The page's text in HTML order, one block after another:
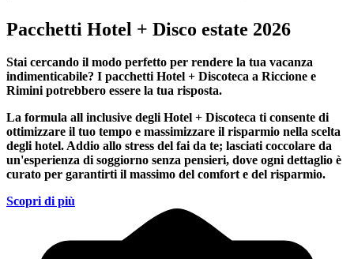
Pacchetti Hotel + Disco estate 2026
Stai cercando il modo perfetto per rendere la tua vacanza
indimenticabile? I pacchetti Hotel + Discoteca a Riccione e
Riminipotrebbero essere la tua risposta.
La formula all inclusive degli Hotel + Discoteca ti consente di
ottimizzare il tuo tempo e massimizzare il risparmio nella scelta
degli hotel. Addio allo stress del fai da te; lasciati coccolare da
un'esperienza di soggiorno senza pensieri, dove ogni dettaglio è
curato per garantirti il massimo del comfort e del risparmio.
Scopri di più